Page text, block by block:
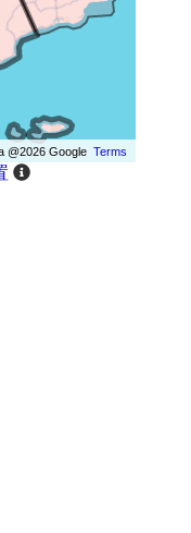
@2026 GoogleTerms